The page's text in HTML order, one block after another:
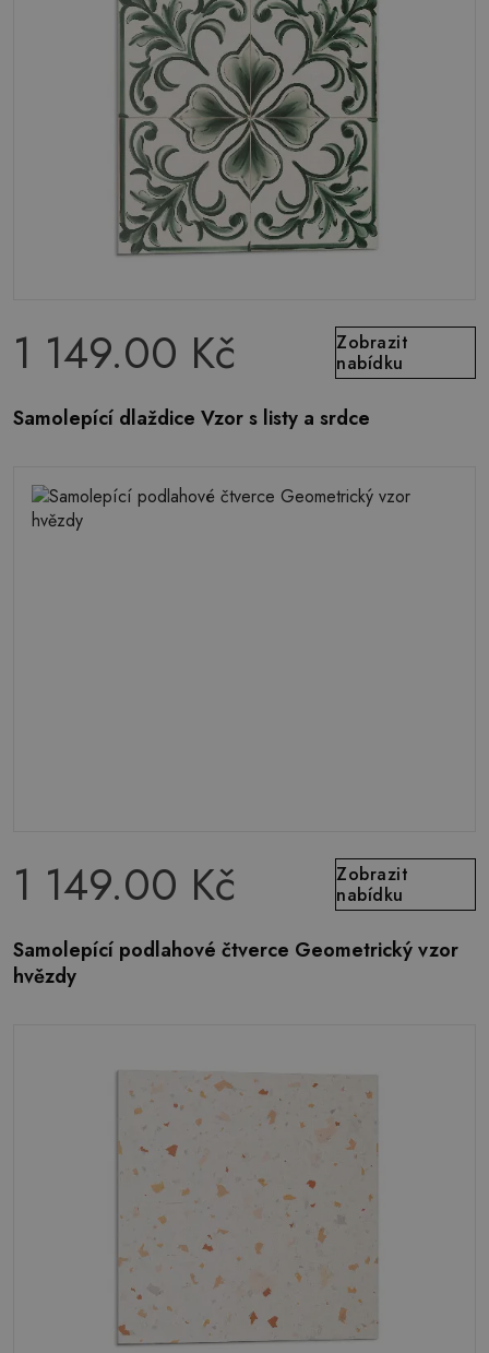
1 149.00 Kč
Zobrazit
nabídku
Samolepící dlaždice Vzor s listy a srdce
1 149.00 Kč
Zobrazit
nabídku
Samolepící podlahové čtverce Geometrický vzor
hvězdy